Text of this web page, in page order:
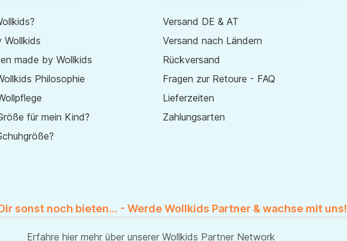
Wollkids
made by Wollkids
Philosophie
für mein Kind?
Versand DE & AT
Versand nach Ländern
Rückversand
Fragen zur Retoure - FAQ
Lieferzeiten
Zahlungsarten
sonst noch bieten... - Werde Wollkids Partner & wachse mit uns!
Erfahre hier mehr über unserer Wollkids Partner Network